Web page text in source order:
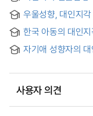
Comparison of
Individuals
Evaluation of
우울성향, 대인지
Relationships of
Interpersonal
한국 아동의 대인
주변적진술을 중심
자기애 성향자의
사용자 의견